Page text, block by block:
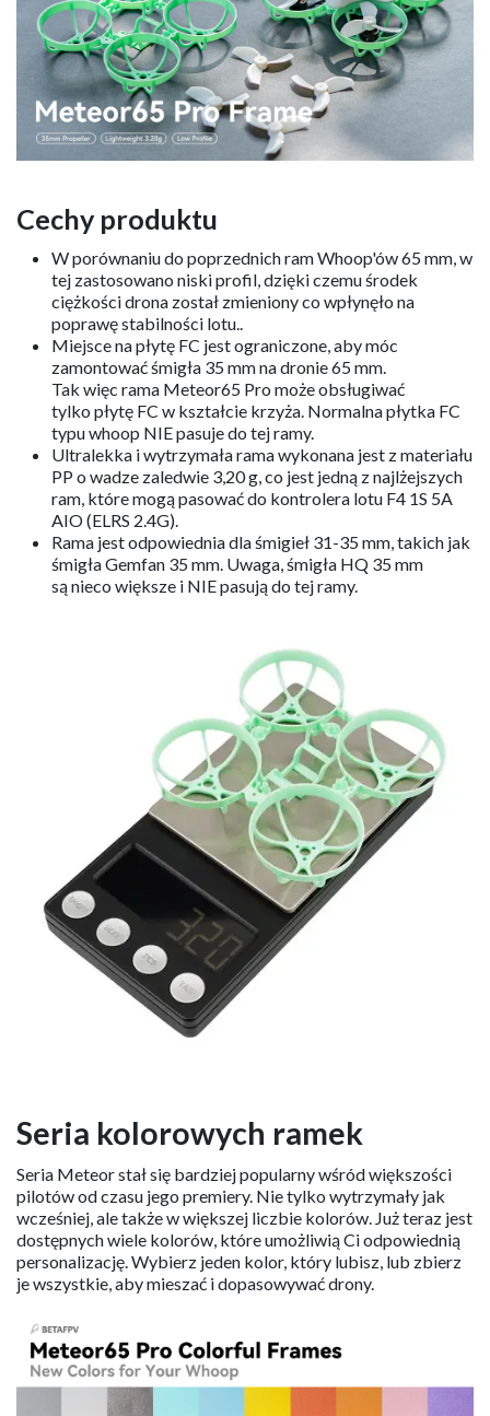
Cechy produktu
W porównaniu do poprzednich ram Whoop'ów 65 mm, w
tej zastosowano niski profil, dzięki czemu środek
ciężkości drona został zmieniony co wpłynęło na
poprawę stabilności lotu..
Miejsce na płytę FC jest ograniczone, aby móc
zamontować śmigła 35 mm na dronie 65 mm.
Tak więc rama Meteor65 Pro może obsługiwać
tylko płytę FC w kształcie krzyża. Normalna płytka FC
typu whoop NIE pasuje do tej ramy.
Ultralekka i wytrzymała rama wykonana jest z materiału
PP o wadze zaledwie 3,20 g, co jest jedną z najlżejszych
ram, które mogą pasować do kontrolera lotu F4 1S 5A
AIO (ELRS 2.4G).
Rama jest odpowiednia dla śmigieł 31-35 mm, takich jak
śmigła Gemfan 35 mm. Uwaga, śmigła HQ 35 mm
są nieco większe i NIE pasują do tej ramy.
Seria kolorowych ramek
Seria Meteor stał się bardziej popularny wśród większości
pilotów od czasu jego premiery. Nie tylko wytrzymały jak
wcześniej, ale także w większej liczbie kolorów. Już teraz jest
dostępnych wiele kolorów, które umożliwią Ci odpowiednią
personalizację. Wybierz jeden kolor, który lubisz, lub zbierz
je wszystkie, aby mieszać i dopasowywać drony.